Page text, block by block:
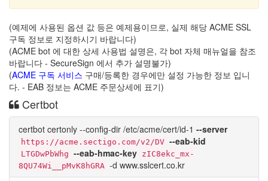
(예제에 사용된 옵션 값 등은 예제용이므로, 실제 해당 ACME SSL
구독 정보로 지정하시기 바랍니다)
(ACME bot 에 대한 상세 사용법 설명은, 각 bot 자체 매뉴얼을 참조
바랍니다 - SecureSign 에서 추가 설명불가)
(ACME 구독 서비스 구매/등록한 경우에만 설정 가능한 정보 입니
다. - EAB 정보는 ACME 주문상세에 표기)
Certbot
certbot certonly --config-dir /etc/acme/cert/id-1 --server
https://acme.sectigo.com/v2/DV --eab-kid
LTGDwPbWhg --eab-hmac-key zIC8ekc_mx-
8QU74Wi__pMvK8hGRA -d www.sslcert.co.kr